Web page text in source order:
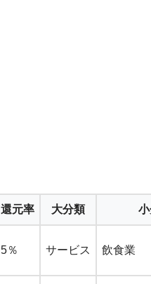
還元率 大分類
5％ サービス 飲食業